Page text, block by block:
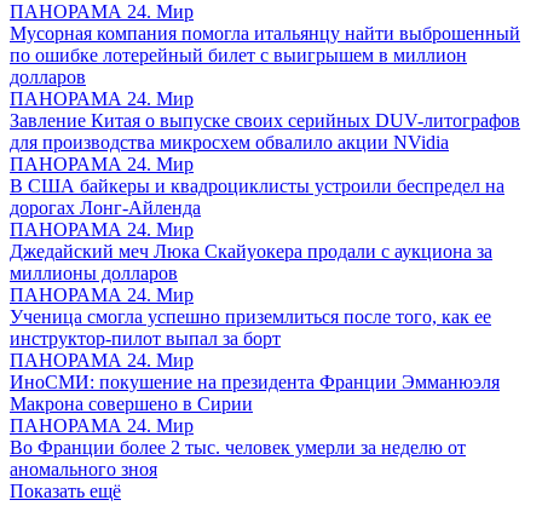
ПАНОРАМА 24. Мир
Мусорная компания помогла итальянцу найти выброшенный
по ошибке лотерейный билет с выигрышем в миллион
долларов
ПАНОРАМА 24. Мир
Завление Китая о выпуске своих серийных DUV-литографов
для производства микросхем обвалило акции NVidia
ПАНОРАМА 24. Мир
В США байкеры и квадроциклисты устроили беспредел на
дорогах Лонг-Айленда
ПАНОРАМА 24. Мир
Джедайский меч Люка Скайуокера продали с аукциона за
миллионы долларов
ПАНОРАМА 24. Мир
Ученица смогла успешно приземлиться после того, как ее
инструктор-пилот выпал за борт
ПАНОРАМА 24. Мир
ИноСМИ: покушение на президента Франции Эмманюэля
Макрона совершено в Сирии
ПАНОРАМА 24. Мир
Во Франции более 2 тыс. человек умерли за неделю от
аномального зноя
Показать ещё